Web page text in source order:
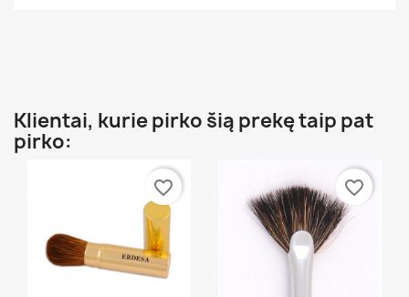
Klientai, kurie pirko šią prekę taip pat
pirko:
favorite_border favorite_border